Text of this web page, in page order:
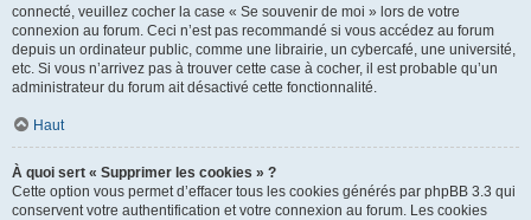
connecté, veuillez cocher la case « Se souvenir de moi » lors de votre
connexion au forum. Ceci n’est pas recommandé si vous accédez au forum
depuis un ordinateur public, comme une librairie, un cybercafé, une université,
etc. Si vous n’arrivez pas à trouver cette case à cocher, il est probable qu’un
administrateur du forum ait désactivé cette fonctionnalité.
Haut
À quoi sert « Supprimer les cookies » ?
Cette option vous permet d’effacer tous les cookies générés par phpBB 3.3 qui
conservent votre authentification et votre connexion au forum. Les cookies